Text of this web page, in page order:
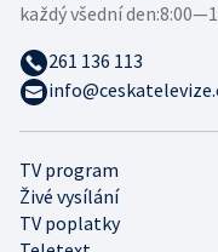
TV program
Živé vysílání
TV poplatky
každý všední den:
261 136 113